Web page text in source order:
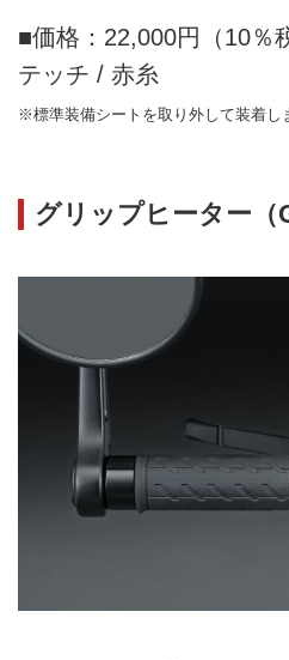
■価格：22,000円（10％
テッチ / 赤糸
※標準装備シートを取り外して装着し
グリップヒーター（